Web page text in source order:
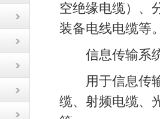
空绝缘电缆）、
装备电线电缆等
信息传输系
用于信息传输
缆、射频电缆、